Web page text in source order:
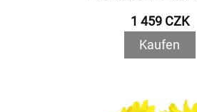
1 459 CZK
Kaufen